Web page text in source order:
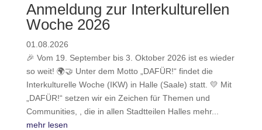
Anmeldung zur Interkulturellen
Woche 2026
01.08.2026
🎉 Vom 19. September bis 3. Oktober 2026 ist es wieder
so weit! 🌍🤝 Unter dem Motto „DAFÜR!“ findet die
Interkulturelle Woche (IKW) in Halle (Saale) statt. 💛 Mit
„DAFÜR!“ setzen wir ein Zeichen für Themen und
Communities, , die in allen Stadtteilen Halles mehr...
mehr lesen